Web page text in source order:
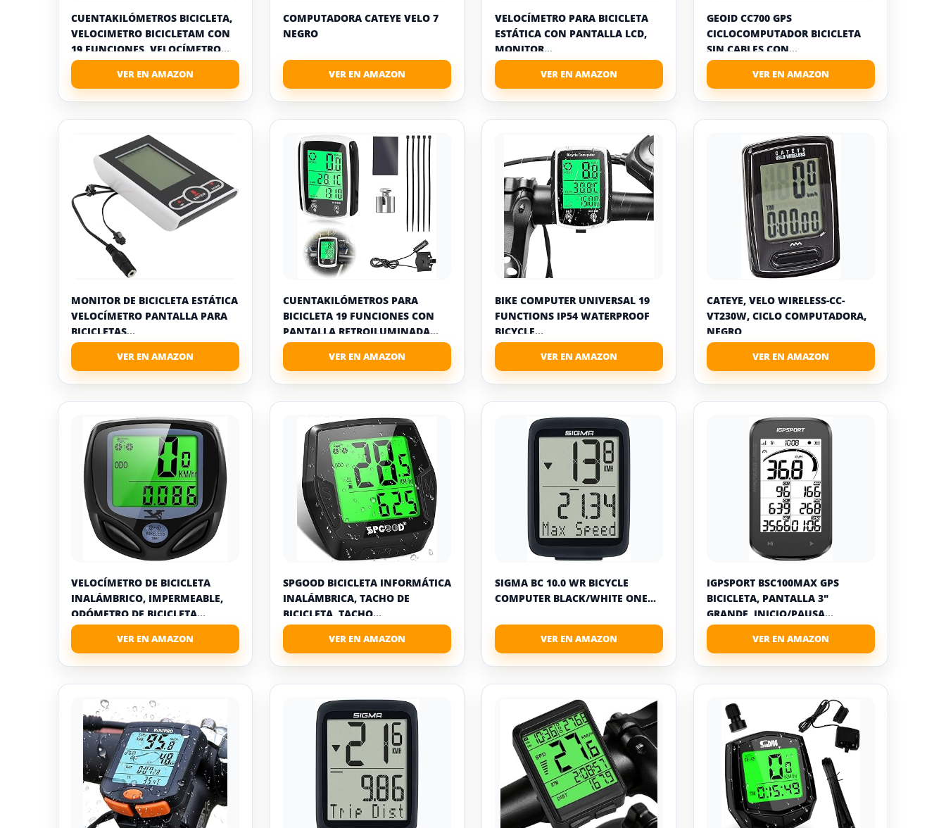
CUENTAKILÓMETROS BICICLETA,
VELOCIMETRO BICICLETAM CON
19 FUNCIONES, VELOCÍMETRO...
COMPUTADORA CATEYE VELO 7
NEGRO
VELOCÍMETRO PARA BICICLETA
ESTÁTICA CON PANTALLA LCD,
MONITOR...
GEOID CC700 GPS
CICLOCOMPUTADOR BICICLETA
SIN CABLES CON...
MONITOR DE BICICLETA ESTÁTICA
VELOCÍMETRO PANTALLA PARA
BICICLETAS...
CUENTAKILÓMETROS PARA
BICICLETA 19 FUNCIONES CON
PANTALLA RETROILUMINADA...
BIKE COMPUTER UNIVERSAL 19
FUNCTIONS IP54 WATERPROOF
BICYCLE...
CATEYE, VELO WIRELESS-CC-
VT230W, CICLO COMPUTADORA,
NEGRO
VELOCÍMETRO DE BICICLETA
INALÁMBRICO, IMPERMEABLE,
ODÓMETRO DE BICICLETA...
SPGOOD BICICLETA INFORMÁTICA
INALÁMBRICA, TACHO DE
BICICLETA, TACHO...
SIGMA BC 10.0 WR BICYCLE
COMPUTER BLACK/WHITE ONE...
IGPSPORT BSC100MAX GPS
BICICLETA, PANTALLA 3"
GRANDE, INICIO/PAUSA...